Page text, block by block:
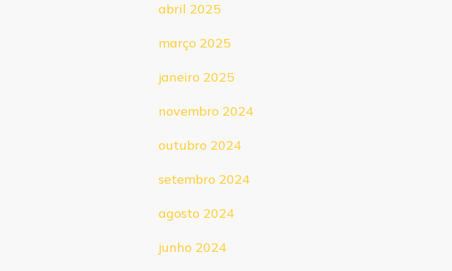
abril 2025
março 2025
janeiro 2025
novembro 2024
outubro 2024
setembro 2024
agosto 2024
junho 2024